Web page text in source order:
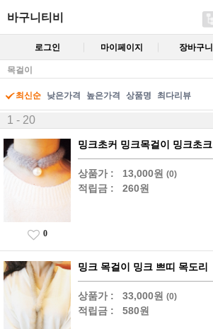
바구니티비
로그인 마이페이지 장바구니
목걸이
최신순 낮은가격 높은가격 상품명 최다리뷰
1 - 20
밍크초커 밍크목걸이 밍크초크
상품가 : 13,000원 (0)
적립금 : 260원
0
밍크 목걸이 밍크 쁘띠 목도리
상품가 : 33,000원 (0)
적립금 : 580원